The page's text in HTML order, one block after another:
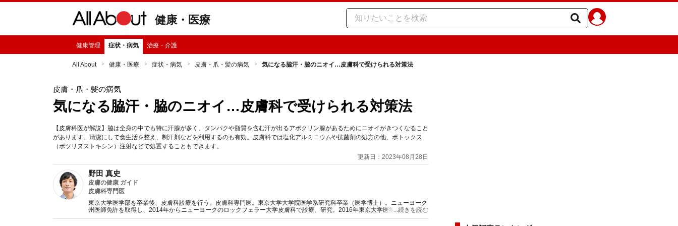
健康・医療
健康管理 症状・病気 治療・介護
All About 健康・医療 症状・病気 皮膚・爪・髪の病気 気になる脇汗・脇のニオイ…皮膚科で受けられる対策法
皮膚・爪・髪の病気
気になる脇汗・脇のニオイ…皮膚科で受けられる対策法
【皮膚科医が解説】脇は全身の中でも特に汗腺が多く、タンパクや脂質を含む汗が出るアポクリン腺があるためにニオイがきつくなること
があります。清潔にして食生活を整え、制汗剤などを利用するのも有効。皮膚科では塩化アルミニウムや抗菌剤の処方の他、ボトックス
（ボツリヌストキシン）注射などで処置することもできます。
更新日：2023年08月28日
野田 真史
皮膚の健康 ガイド
皮膚科専門医
東京大学医学部を卒業後、皮膚科診療を行う。皮膚科専門医。東京大学大学院医学系研究科卒業（医学博士）。ニューヨーク
州医師免許を取得し、2014年からニューヨークのロックフェラー大学皮膚科で診療、研究。2016年東京大学医学部附属病院
皮膚科助教。2018年7月1日、池袋駅前のだ皮膚科(https://tokyoderm.com)を開業。
...続きを読む